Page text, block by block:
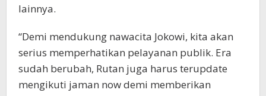
lainnya.
“Demi mendukung nawacita Jokowi, kita akan
serius memperhatikan pelayanan publik. Era
sudah berubah, Rutan juga harus terupdate
mengikuti jaman now demi memberikan